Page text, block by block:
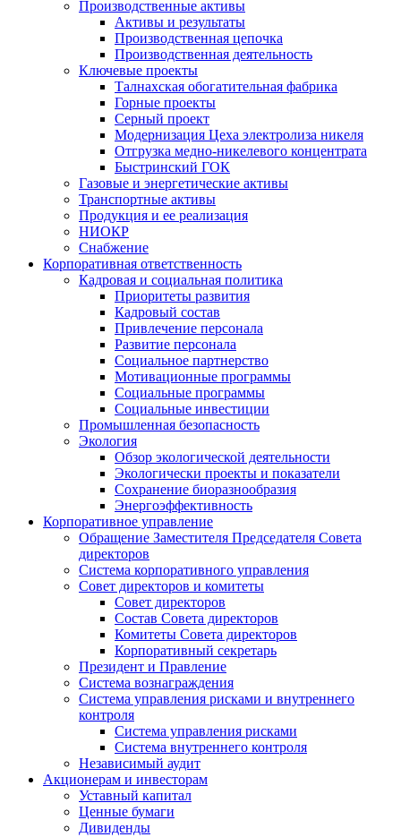
Производственные активы
Активы и результаты
Производственная цепочка
Производственная деятельность
Ключевые проекты
Талнахская обогатительная фабрика
Горные проекты
Серный проект
Модернизация Цеха электролиза никеля
Отгрузка медно-никелевого концентрата
Быстринский ГОК
Газовые и энергетические активы
Транспортные активы
Продукция и ее реализация
НИОКР
Снабжение
Корпоративная ответственность
Кадровая и социальная политика
Приоритеты развития
Кадровый состав
Привлечение персонала
Развитие персонала
Социальное партнерство
Мотивационные программы
Социальные программы
Социальные инвестиции
Промышленная безопасность
Экология
Обзор экологической деятельности
Экологически проекты и показатели
Сохранение биоразнообразия
Энергоэффективность
Корпоративное управление
Обращение Заместителя Председателя Совета
директоров
Система корпоративного управления
Совет директоров и комитеты
Совет директоров
Состав Совета директоров
Комитеты Совета директоров
Корпоративный секретарь
Президент и Правление
Система вознаграждения
Система управления рисками и внутреннего
контроля
Система управления рисками
Система внутреннего контроля
Независимый аудит
Акционерам и инвесторам
Уставный капитал
Ценные бумаги
Дивиденды